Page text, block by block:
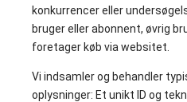
konkurrencer eller
bruger eller abonnent, øvrig
foretager køb via websitet.
Vi indsamler og behandler
oplysninger: Et unikt ID og